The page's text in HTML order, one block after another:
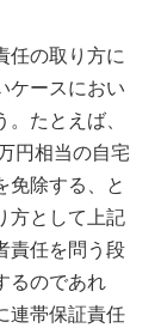
任の取り方に
ケースにおい
たとえば、
円相当の自宅
免除する、と
方として上記
責任を問う段
るのであれ
連帯保証責任